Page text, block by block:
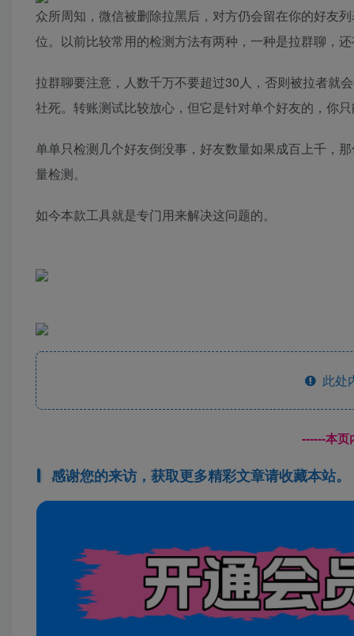
众所周知，微信被删除拉黑后，对方仍会留在你的好友
位。以前比较常用的检测方法有两种，一种是拉群聊，
拉群聊要注意，人数千万不要超过30人，否则被拉者就
社死。转账测试比较放心，但它是针对单个好友的，你
单单只检测几个好友倒没事，好友数量如果成百上千，
量检测。
如今本款工具就是专门用来解决这问题的。
此处
------本页
感谢您的来访，获取更多精彩文章请收藏本站。